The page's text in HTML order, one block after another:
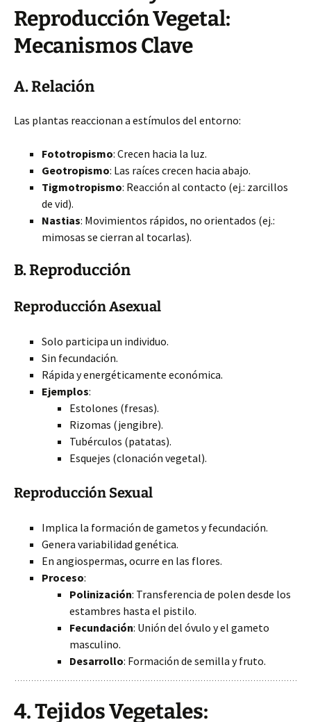
Reproducción Vegetal:
Mecanismos Clave
A. Relación
Las plantas reaccionan a estímulos del entorno:
Fototropismo: Crecen hacia la luz.
Geotropismo: Las raíces crecen hacia abajo.
Tigmotropismo: Reacción al contacto (ej.: zarcillos
de vid).
Nastias: Movimientos rápidos, no orientados (ej.:
mimosas se cierran al tocarlas).
B. Reproducción
Reproducción Asexual
Solo participa un individuo.
Sin fecundación.
Rápida y energéticamente económica.
Ejemplos:
Estolones (fresas).
Rizomas (jengibre).
Tubérculos (patatas).
Esquejes (clonación vegetal).
Reproducción Sexual
Implica la formación de gametos y fecundación.
Genera variabilidad genética.
En angiospermas, ocurre en las flores.
Proceso:
Polinización: Transferencia de polen desde los
estambres hasta el pistilo.
Fecundación: Unión del óvulo y el gameto
masculino.
Desarrollo: Formación de semilla y fruto.
4. Tejidos Vegetales: